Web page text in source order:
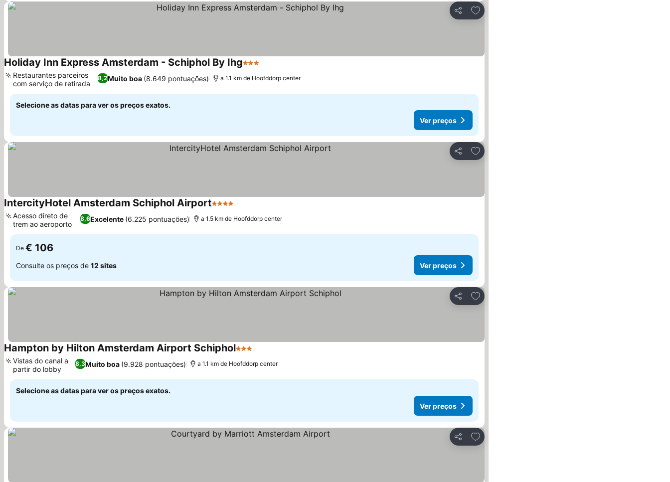
Partilhar
Adicionar aos favoritos
Holiday Inn Express Amsterdam - Schiphol By Ihg3 Estrelas
8,2Muito boa (8.649 pontuações)
Restaurantes parceiros
com serviço de retirada
a 1.1 km de Hoofddorp center
Selecione as datas para ver os preços exatos.
Ver preços
Partilhar
Adicionar aos favoritos
IntercityHotel Amsterdam Schiphol Airport4 Estrelas
8,6Excelente (6.225 pontuações)
Acesso direto de
trem ao aeroporto
a 1.5 km de Hoofddorp center
De € 106
Consulte os preços de 12 sites Ver preços
Partilhar
Adicionar aos favoritos
Hampton by Hilton Amsterdam Airport Schiphol3 Estrelas
8,3Muito boa (9.928 pontuações)
Vistas do canal a
partir do lobby
a 1.1 km de Hoofddorp center
Selecione as datas para ver os preços exatos.
Ver preços
Partilhar
Adicionar aos favoritos